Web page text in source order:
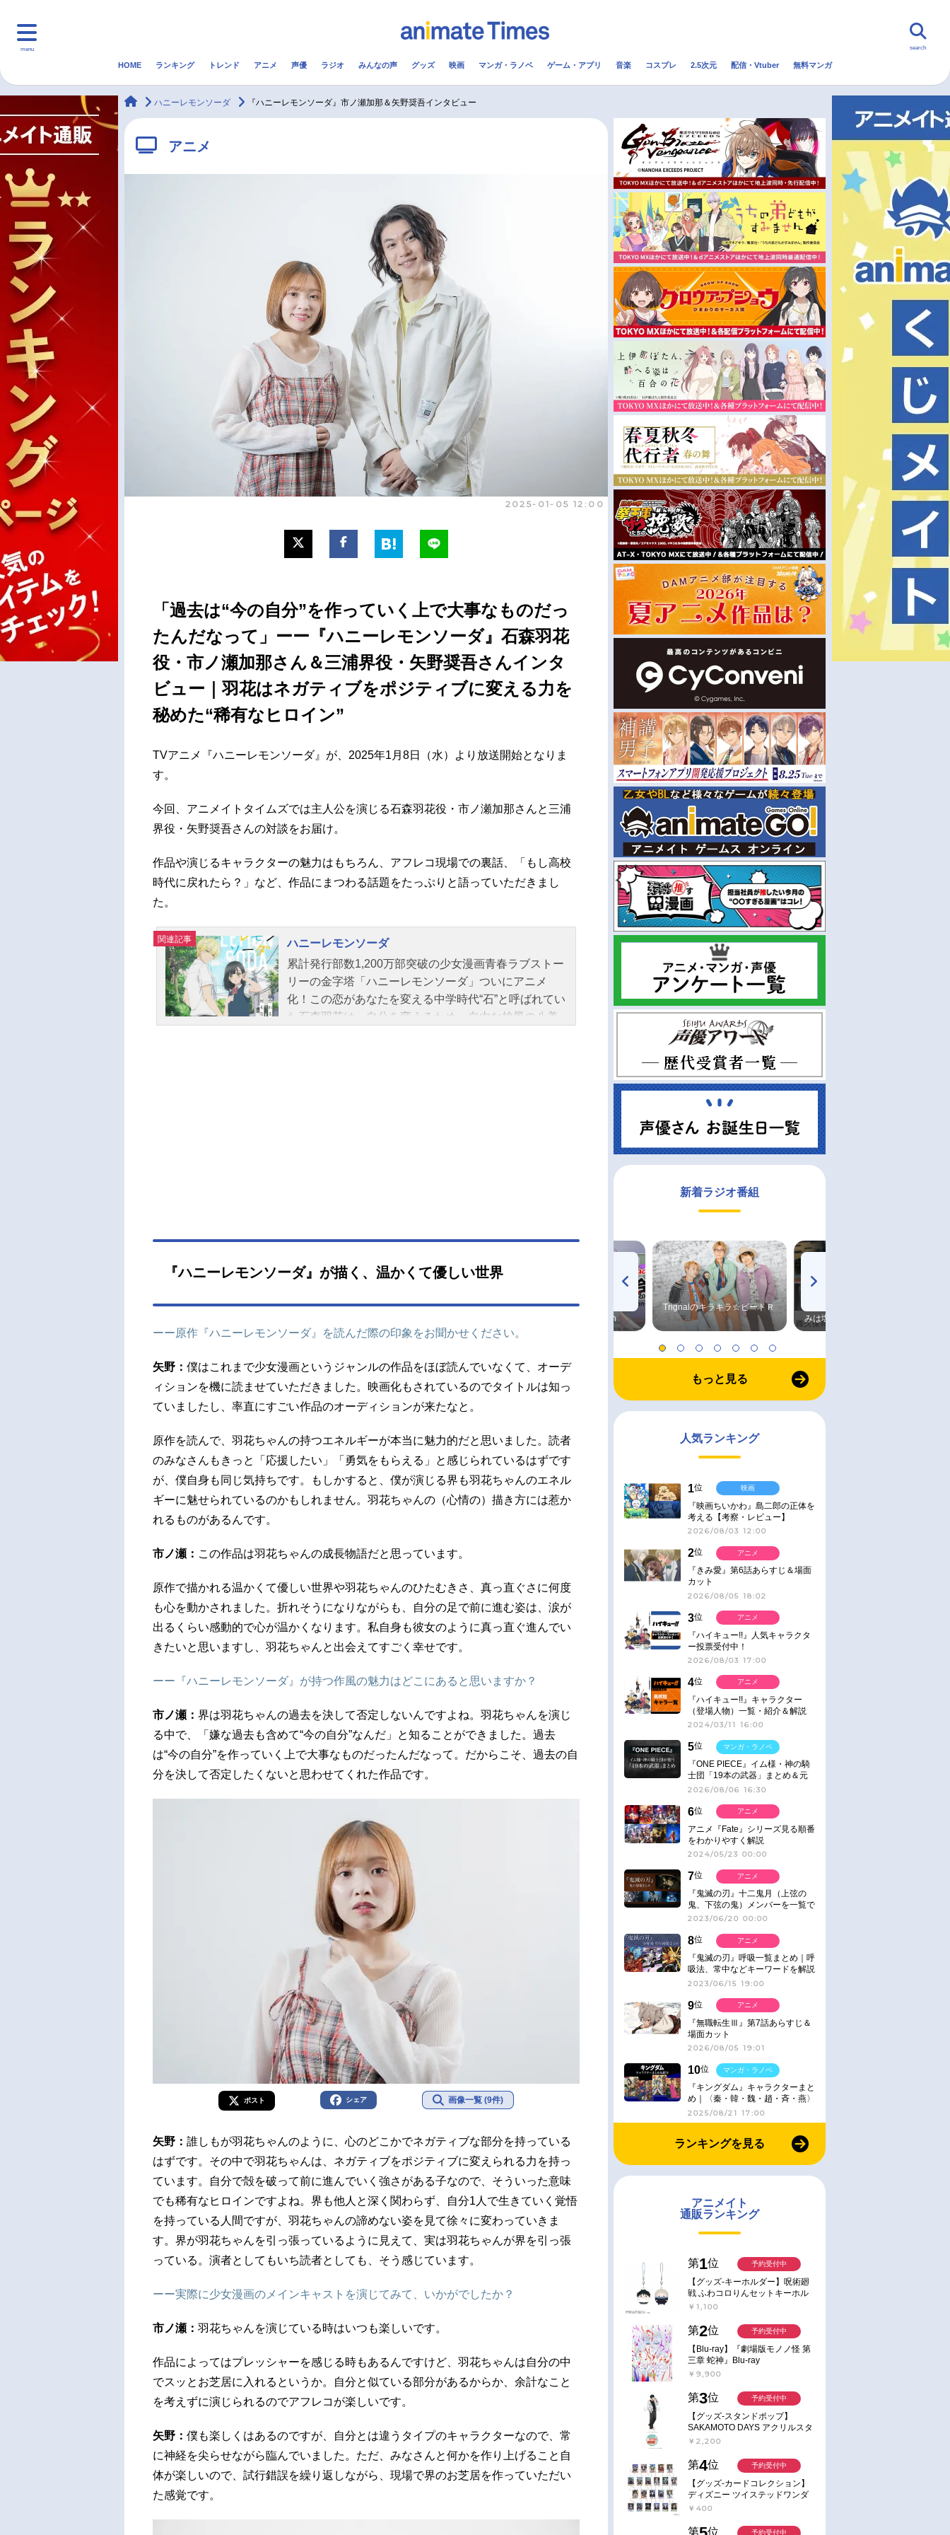
menu
マンガ・ラノベ ゲーム・アプリ 配信・Vtuber トレンド 無料マンガ
実写化映画一覧
男性声優/女性声優一覧
今期アニメ曜日別一覧 秋アニメ
冬アニメ
search
HOME ランキング トレンド アニメ 声優 ラジオ みんなの声 グッズ 映画 マンガ・ラノベ ゲーム・アプリ 音楽 コスプレ 2.5次元 配信・Vtuber 無料マンガ
animateTimes
ハニーレモンソーダ 『ハニーレモンソーダ』市ノ瀬加那＆矢野奨吾インタビュー
アニメ
2025-01-05 12:00
「過去は“今の自分”を作っていく上で大事なものだっ
たんだなって」ーー『ハニーレモンソーダ』石森羽花
役・市ノ瀬加那さん＆三浦界役・矢野奨吾さんインタ
ビュー｜羽花はネガティブをポジティブに変える力を
秘めた“稀有なヒロイン”
TVアニメ『ハニーレモンソーダ』が、2025年1月8日（水）より放送開始となりま
す。
今回、アニメイトタイムズでは主人公を演じる石森羽花役・市ノ瀬加那さんと三浦
界役・矢野奨吾さんの対談をお届け。
作品や演じるキャラクターの魅力はもちろん、アフレコ現場での裏話、「もし高校
時代に戻れたら？」など、作品にまつわる話題をたっぷりと語っていただきまし
た。
関連記事
ハニーレモンソーダ
累計発行部数1,200万部突破の少女漫画青春ラブストー
リーの金字塔「ハニーレモンソーダ」ついにアニメ
化！この恋があなたを変える中学時代“石”と呼ばれてい
た石森羽花は、自分を変えるため、自由な校風の八美
吾菅野芹奈：高橋李依遠藤あゆみ：根本京里高嶺友
哉：土岐隼一瀬戸悟：八代拓スタッフ原作：村田真優
ディレクター：春日俊介美...
『ハニーレモンソーダ』が描く、温かくて優しい世界
ーー原作『ハニーレモンソーダ』を読んだ際の印象をお聞かせください。
矢野： 僕はこれまで少女漫画というジャンルの作品をほぼ読んでいなくて、オーデ
ィションを機に読ませていただきました。映画化もされているのでタイトルは知っ
ていましたし、率直にすごい作品のオーディションが来たなと。
原作を読んで、羽花ちゃんの持つエネルギーが本当に魅力的だと思いました。読者
のみなさんもきっと「応援したい」「勇気をもらえる」と感じられているはずです
が、僕自身も同じ気持ちです。もしかすると、僕が演じる界も羽花ちゃんのエネル
ギーに魅せられているのかもしれません。羽花ちゃんの（心情の）描き方には惹か
れるものがあるんです。
市ノ瀬： この作品は羽花ちゃんの成長物語だと思っています。
原作で描かれる温かくて優しい世界や羽花ちゃんのひたむきさ、真っ直ぐさに何度
も心を動かされました。折れそうになりながらも、自分の足で前に進む姿は、涙が
出るくらい感動的で心が温かくなります。私自身も彼女のように真っ直ぐ進んでい
きたいと思いますし、羽花ちゃんと出会えてすごく幸せです。
ーー『ハニーレモンソーダ』が持つ作風の魅力はどこにあると思いますか？
市ノ瀬： 界は羽花ちゃんの過去を決して否定しないんですよね。羽花ちゃんを演じ
る中で、「嫌な過去も含めて“今の自分”なんだ」と知ることができました。過去
は“今の自分”を作っていく上で大事なものだったんだなって。だからこそ、過去の自
分を決して否定したくないと思わせてくれた作品です。
ポスト シェア 画像一覧 (9件)
矢野： 誰しもが羽花ちゃんのように、心のどこかでネガティブな部分を持っている
はずです。その中で羽花ちゃんは、ネガティブをポジティブに変えられる力を持っ
ています。自分で殻を破って前に進んでいく強さがある子なので、そういった意味
でも稀有なヒロインですよね。界も他人と深く関わらず、自分1人で生きていく覚悟
を持っている人間ですが、羽花ちゃんの諦めない姿を見て徐々に変わっていきま
す。界が羽花ちゃんを引っ張っているように見えて、実は羽花ちゃんが界を引っ張
っている。演者としてもいち読者としても、そう感じています。
ーー実際に少女漫画のメインキャストを演じてみて、いかがでしたか？
市ノ瀬： 羽花ちゃんを演じている時はいつも楽しいです。
作品によってはプレッシャーを感じる時もあるんですけど、羽花ちゃんは自分の中
でスッとお芝居に入れるというか。自分と似ている部分があるからか、余計なこと
を考えずに演じられるのでアフレコが楽しいです。
矢野： 僕も楽しくはあるのですが、自分とは違うタイプのキャラクターなので、常
に神経を尖らせながら臨んでいました。ただ、みなさんと何かを作り上げること自
体が楽しいので、試行錯誤を繰り返しながら、現場で界のお芝居を作っていただい
た感覚です。
新着ラジオ番組
高橋美紀のおんぷの気持ち
TVアニメ『戦隊大失格』
radio 大直会 2nd season
Trignalのキラキラ☆ビートＲ
みは塩だけ
もっと見る
人気ランキング
1位
『映画ちいかわ』島二郎の正体を
考える【考察・レビュー】
2026/08/03 12:00
映画
2位
『きみ愛』第6話あらすじ＆場面
カット
2026/08/05 18:02
アニメ
3位
『ハイキュー!!』人気キャラクタ
ー投票受付中！
2026/08/03 17:00
アニメ
4位
『ハイキュー!!』キャラクター
（登場人物）一覧・紹介＆解説
2024/03/11 16:00
アニメ
5位
『ONE PIECE』イム様・神の騎
士団「19本の武器」まとめ＆元
ネタ
2026/08/06 16:30
マンガ・ラノベ
6位
アニメ『Fate』シリーズ見る順番
をわかりやすく解説
2024/05/23 00:00
アニメ
7位
『鬼滅の刃』十二鬼月（上弦の
鬼、下弦の鬼）メンバーを一覧で
紹介＆解説（登場鬼の情報まと
2023/06/20 00:00
アニメ
8位
『鬼滅の刃』呼吸一覧まとめ｜呼
吸法、常中などキーワードを解説
2023/06/15 19:00
アニメ
9位
『無職転生Ⅲ』第7話あらすじ＆
場面カット
2026/08/05 19:01
アニメ
10位
『キングダム』キャラクターまと
め｜〈秦・韓・魏・趙・斉・燕〉
2025/08/21 17:00
マンガ・ラノベ
ランキングを見る
アニメイト
通販ランキング
第1位
【グッズ-キーホルダー】呪術廻
戦 ふわコロりんセットキーホル
ダー【アニメイト特典付】
￥1,100
予約受付中
第2位
【Blu-ray】『劇場版モノノ怪 第
三章 蛇神』Blu-ray
￥9,900
予約受付中
第3位
【グッズ-スタンドポップ】
SAKAMOTO DAYS アクリルスタ
ンド～Sunny Afternoon～ 4.南雲
￥2,200
予約受付中
第4位
【グッズ-カードコレクション】
ディズニー ツイステッドワンダ
ーランド ランダムカードコレク
￥400
予約受付中
第 位 予約受付中